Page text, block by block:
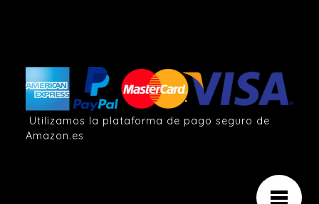
Utilizamos la plataforma de pago seguro de
Amazon.es